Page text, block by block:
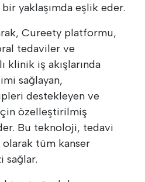
yaklaşımda eşlik eder.
Cureety platformu,
tedaviler ve
klinik iş akışlarında
sağlayan,
destekleyen ve
özelleştirilmiş
Bu teknoloji, tedavi
olarak tüm kanser
sağlar.